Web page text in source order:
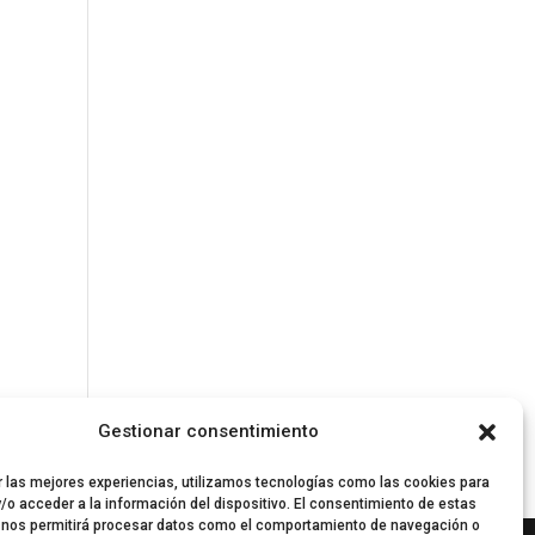
Gestionar consentimiento
las mejores experiencias, utilizamos tecnologías como las cookies para
o acceder a la información del dispositivo. El consentimiento de estas
permitirá procesar datos como el comportamiento de navegación o